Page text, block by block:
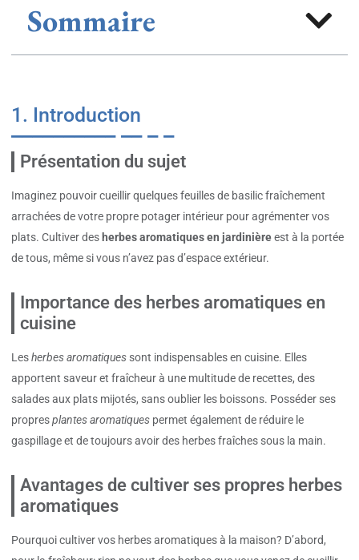
Sommaire
1. Introduction
Présentation du sujet
Imaginez pouvoir cueillir quelques feuilles de basilic fraîchement
arrachées de votre propre potager intérieur pour agrémenter vos
plats. Cultiver des herbes aromatiques en jardinièreest à la portée
de tous, même si vous n’avez pas d’espace extérieur.
Importance des herbes aromatiques en
cuisine
Lesherbes aromatiques sont indispensables en cuisine. Elles
apportent saveur et fraîcheur à une multitude de recettes, des
salades aux plats mijotés, sans oublier les boissons. Posséder ses
propresplantes aromatiques permet également de réduire le
gaspillage et de toujours avoir des herbes fraîches sous la main.
Avantages de cultiver ses propres herbes
aromatiques
Pourquoi cultiver vos herbes aromatiques à la maison? D’abord,